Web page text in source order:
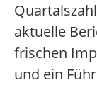
aktuelle
frischen
und ein